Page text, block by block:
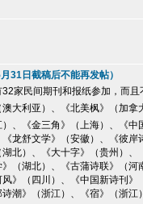
31日截稿后不能再发帖）
家民间期刊和报纸参加，而
澳大利亚）、《北美枫》（加
）、《金三角》（上海）、《
龙舒文学》（安徽）、《彼
湖北）、《大十字》（贵州）
（湖北）、《古蒲诗联》（
风》（四川）、《中国新诗刊
诗潮》（浙江）、《宿》（浙